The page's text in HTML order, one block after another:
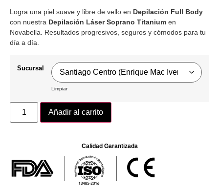
Logra una piel suave y libre de vello en Depilación Full Body
con nuestra Depilación Láser Soprano Titanium en
Novabella. Resultados progresivos, seguros y cómodos para tu
día a día.
Sucursal
Limpiar
Añadir al carrito
Calidad Garantizada